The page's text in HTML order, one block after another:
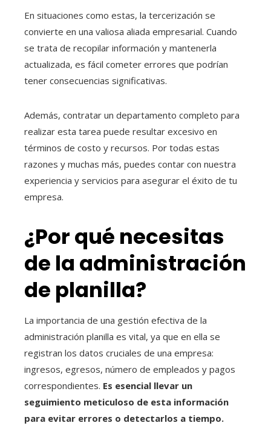
En situaciones como estas, la tercerización se
convierte en una valiosa aliada empresarial. Cuando
se trata de recopilar información y mantenerla
actualizada, es fácil cometer errores que podrían
tener consecuencias significativas.
Además, contratar un departamento completo para
realizar esta tarea puede resultar excesivo en
términos de costo y recursos. Por todas estas
razones y muchas más, puedes contar con nuestra
experiencia y servicios para asegurar el éxito de tu
empresa.
¿Por qué necesitas
de la administración
de planilla?
La importancia de una gestión efectiva de la
administración planilla es vital, ya que en ella se
registran los datos cruciales de una empresa:
ingresos, egresos, número de empleados y pagos
correspondientes. Es esencial llevar un
seguimiento meticuloso de esta información
para evitar errores o detectarlos a tiempo.